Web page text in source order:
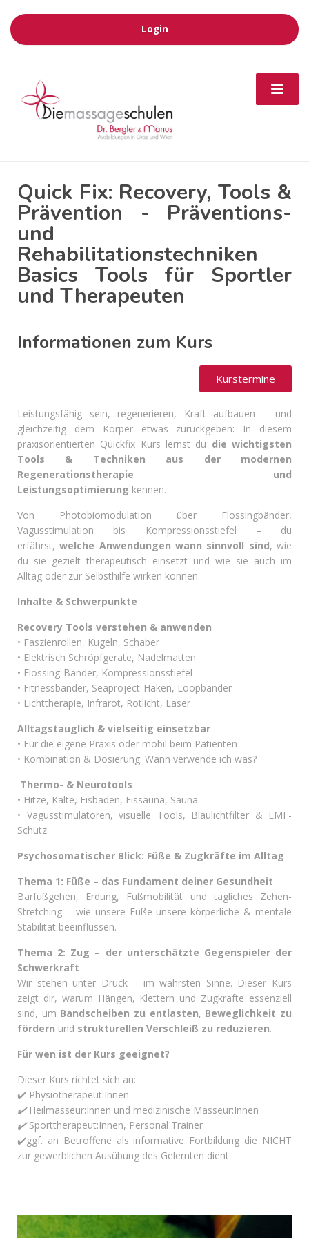
Login
Quick Fix: Recovery, Tools &
Prävention - Präventions-
und
Rehabilitationstechniken
Basics Tools für Sportler
und Therapeuten
Informationen zum Kurs
Kurstermine
Leistungsfähig sein, regenerieren, Kraft aufbauen – und
gleichzeitig dem Körper etwas zurückgeben: In diesem
praxisorientierten Quickfix Kurs lernst du die wichtigsten
Tools & Techniken aus der modernen
Regenerationstherapie und
Leistungsoptimierung kennen.
Von Photobiomodulation über Flossingbänder,
Vagusstimulation bis Kompressionsstiefel – du
erfährst,welche Anwendungen wann sinnvoll sind, wie
du sie gezielt therapeutisch einsetzt und wie sie auch im
Alltag oder zur Selbsthilfe wirken können.
Inhalte & Schwerpunkte
Recovery Tools verstehen & anwenden
• Faszienrollen, Kugeln, Schaber
• Elektrisch Schröpfgeräte, Nadelmatten
• Flossing-Bänder, Kompressionsstiefel
• Fitnessbänder, Seaproject-Haken, Loopbänder
• Lichttherapie, Infrarot, Rotlicht, Laser
Alltagstauglich & vielseitig einsetzbar
• Für die eigene Praxis oder mobil beim Patienten
• Kombination & Dosierung: Wann verwende ich was?
Thermo- & Neurotools
• Hitze, Kälte, Eisbaden, Eissauna, Sauna
• Vagusstimulatoren, visuelle Tools, Blaulichtfilter & EMF-
Schutz
Psychosomatischer Blick: Füße & Zugkräfte im Alltag
Thema 1: Füße – das Fundament deiner Gesundheit
Barfußgehen, Erdung, Fußmobilität und tägliches Zehen-
Stretching – wie unsere Füße unsere körperliche & mentale
Stabilität beeinflussen.
Thema 2: Zug – der unterschätzte Gegenspieler der
Schwerkraft
Wir stehen unter Druck – im wahrsten Sinne. Dieser Kurs
zeigt dir, warum Hängen, Klettern und Zugkräfte essenziell
sind, um Bandscheiben zu entlasten, Beweglichkeit zu
fördern und strukturellen Verschleiß zu reduzieren.
Für wen ist der Kurs geeignet?
Dieser Kurs richtet sich an:
✔️ Physiotherapeut:Innen
✔️Heilmasseur:Innen und medizinische Masseur:Innen
✔️Sporttherapeut:Innen, Personal Trainer
✔️ggf. an Betroffene als informative Fortbildung die NICHT
zur gewerblichen Ausübung des Gelernten dient